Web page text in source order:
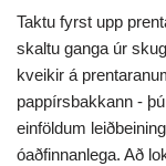
Taktu fyrst upp
skaltu ganga úr
kveikir á
pappírsbakkann -
einföldum
óaðfinnanlega. Að